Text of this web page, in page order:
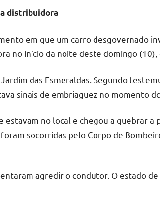
distribuidora
em que um carro desgovernado
no início da noite deste domingo (10),
das Esmeraldas. Segundo
sinais de embriaguez no momento
estavam no local e chegou a quebrar a
socorridas pelo Corpo de
agredir o condutor. O estado de